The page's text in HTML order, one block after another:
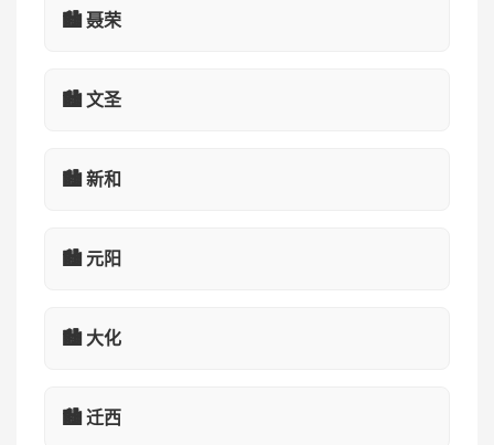
🏙️ 聂荣
🏙️ 文圣
🏙️ 新和
🏙️ 元阳
🏙️ 大化
🏙️ 迁西